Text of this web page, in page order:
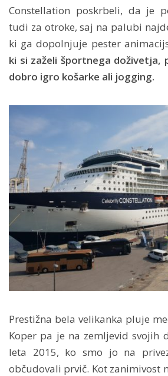
Constellation poskrbeli, da je
tudi za otroke, saj na palubi
ki ga dopolnjuje pester
ki si zaželi športnega doživetja,
dobro igro košarke ali jogging.
Prestižna bela velikanka pluje
Koper pa je na zemljevid svojih
leta 2015, ko smo jo na
občudovali prvič. Kot zanimivost